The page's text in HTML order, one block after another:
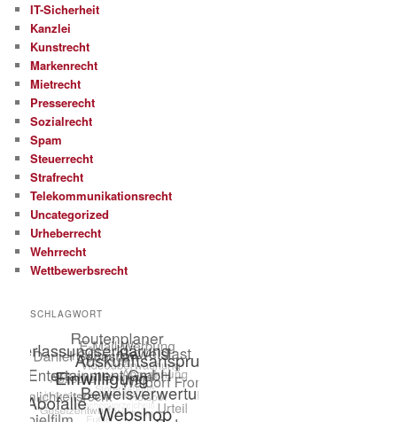
IT-Sicherheit
Kanzlei
Kunstrecht
Markenrecht
Mietrecht
Presserecht
Sozialrecht
Spam
Steuerrecht
Strafrecht
Telekommunikationsrecht
Uncategorized
Urheberrecht
Wehrrecht
Wettbewerbsrecht
SCHLAGWORT